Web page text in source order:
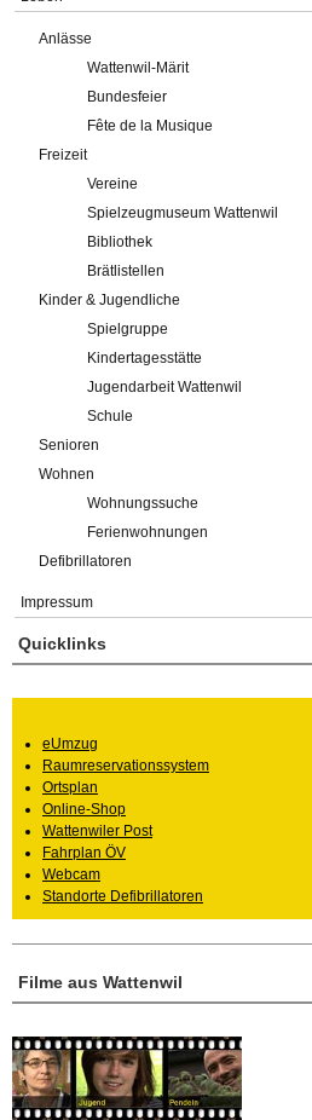
Anlässe
Wattenwil-Märit
Bundesfeier
Fête de la Musique
Freizeit
Vereine
Spielzeugmuseum Wattenwil
Bibliothek
Brätlistellen
Kinder & Jugendliche
Spielgruppe
Kindertagesstätte
Jugendarbeit Wattenwil
Schule
Senioren
Wohnen
Wohnungssuche
Ferienwohnungen
Defibrillatoren
Impressum
Filme aus Wattenwil
Quicklinks
eUmzug
Raumreservationssystem
Ortsplan
Online-Shop
Wattenwiler Post
Fahrplan ÖV
Webcam
Standorte Defibrillatoren